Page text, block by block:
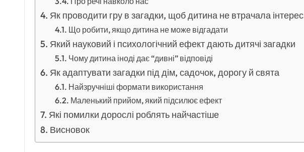
Як проводити гру в загадки, щоб дитина не втрачала інтерес
Що робити, якщо дитина не може відгадати
Який науковий і психологічний ефект дають дитячі загадки
Чому дитина іноді дає “дивні” відповіді
Як адаптувати загадки під дім, садочок, дорогу й свята
Найзручніші формати використання
Маленький прийом, який підсилює ефект
Які помилки дорослі роблять найчастіше
Висновок